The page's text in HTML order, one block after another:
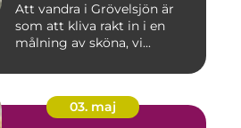
Att vandra i Grövelsjön är
som att kliva rakt in i en
målning av sköna, vi...
03. maj